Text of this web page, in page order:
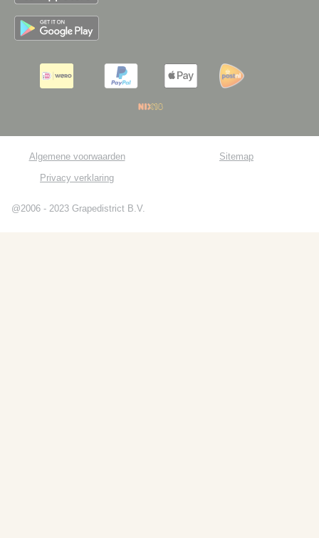
Algemene voorwaarden
Privacy verklaring
Sitemap
@2006 - 2023 Grapedistrict B.V.